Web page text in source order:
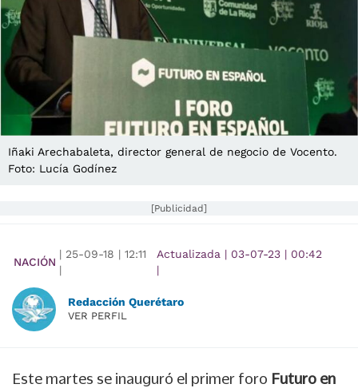
Iñaki Arechabaleta, director general de negocio de Vocento.
Foto: Lucía Godínez
[Publicidad]
NACIÓN
| 25-09-18 | 12:11
|
Actualizada | 03-07-23 | 00:42
|
Redacción Querétaro
VER PERFIL
Este martes se inauguró el primer foro Futuro en